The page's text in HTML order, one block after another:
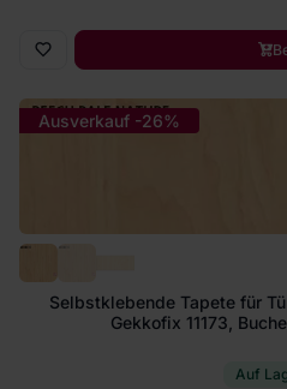
Ausverkauf -26%
Selbstklebende Tapete für
Gekkofix 11173,
Auf